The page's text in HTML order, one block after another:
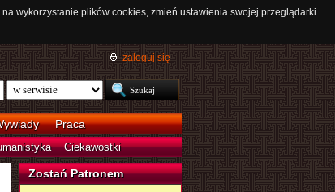
wykorzystanie plików cookies, zmień ustawienia swojej przeglądarki.
zaloguj się
Praca
Ciekawostki
Zostań Patronem